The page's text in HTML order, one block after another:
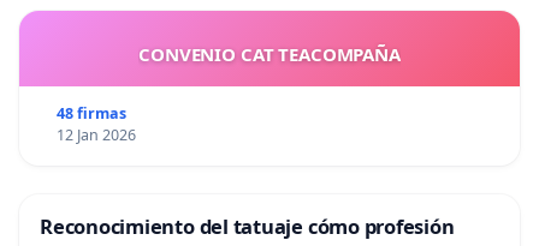
CONVENIO CAT TEACOMPAÑA
48 firmas
12 Jan 2026
Reconocimiento del tatuaje cómo profesión